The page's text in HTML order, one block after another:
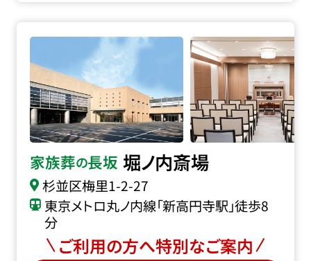
家族葬の長坂 堀ノ内斎場
杉並区梅里1-2-27
東京メトロ丸ノ内線「新高円寺駅」徒歩8
分
ご利用の方へ特別なご案内
堀ノ内斎場の詳細へ